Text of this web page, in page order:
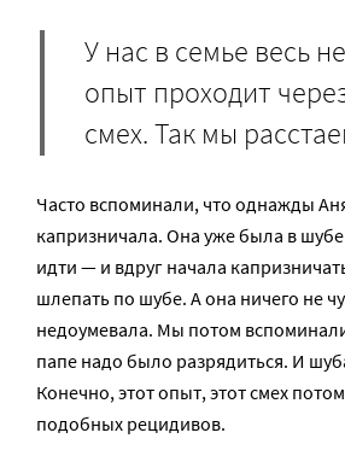
У нас в семье весь
опыт проходит
смех. Так мы
Часто вспоминали, что однажды
капризничала. Она уже была в
идти — и вдруг начала
шлепать по шубе. А она ничего не
недоумевала. Мы потом
папе надо было разрядиться. И
Конечно, этот опыт, этот смех
подобных рецидивов.